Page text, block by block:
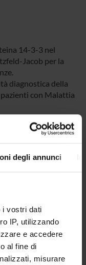
degli annunci
i vostri dati
IP, utilizzando
e accedere
al fine di
misurare
14-3-3 nel
Jacob per la
diagnostica della
con Malattia
Dipartimento